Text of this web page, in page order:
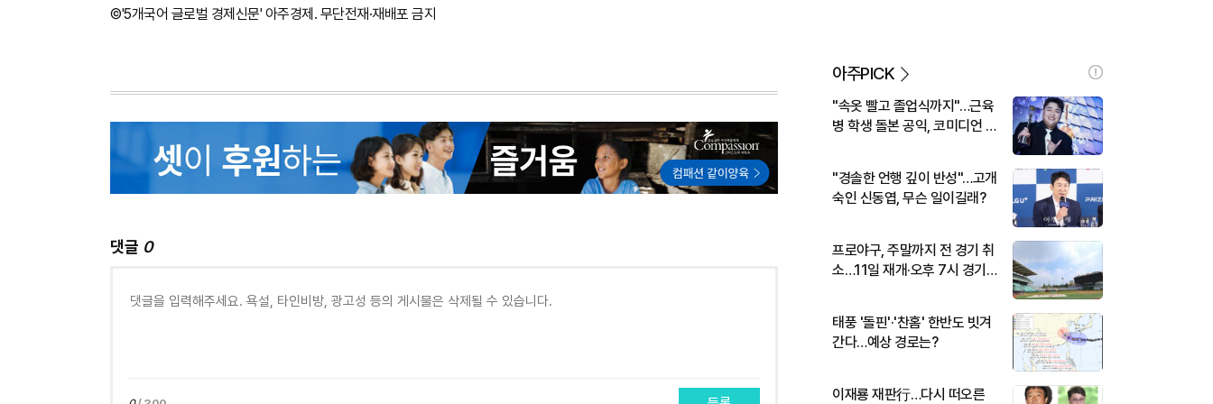
©'5개국어 글로벌 경제신문' 아주경제. 무단전재·재배포 금지
댓글 0
아주PICK
"속옷 빨고 졸업식까지"…근육
병 학생 돌본 공익, 코미디언 김
"경솔한 언행 깊이 반성"…고개
숙인 신동엽, 무슨 일이길래?
프로야구, 주말까지 전 경기 취
소…11일 재개·오후 7시 경기
태풍 '돌핀'·'찬홈' 한반도 빗겨
간다…예상 경로는?
이재룡 재판行…다시 떠오른